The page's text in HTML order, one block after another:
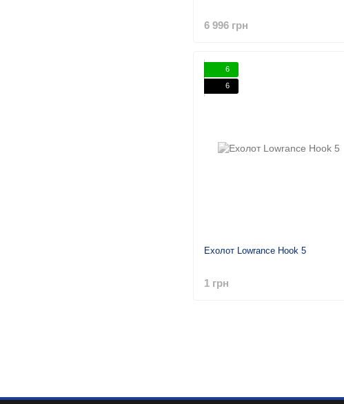
6 996 грн
6
6
Ехолот Lowrance Hook 5
1 грн